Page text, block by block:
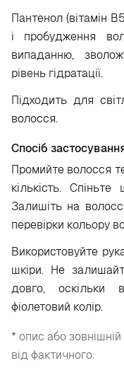
Пантенол (вітамін
і пробудження
випаданню,
рівень гідратації.
Підходить для
волосся.
Спосіб
Промийте волосся
кількість.
Залишіть на
перевірки кольору
Використовуйте
шкіри. Не
довго, оскільки
фіолетовий колір.
* опис або
від фактичного.